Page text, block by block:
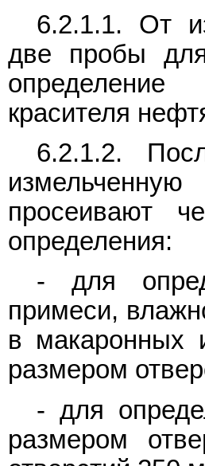
6.2.1.1. От
две пробы
определение
красителя
6.2.1.2.
просеивают
определения:
- для
примеси,
в макаронных
размером
- для
размером